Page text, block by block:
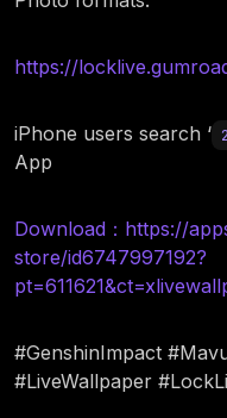
https://
iPhone users search ‘
App
Download：https://
store/id6747997192?
#GenshinImpact
#LiveWallpaper